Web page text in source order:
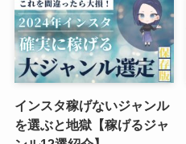
インスタ稼げないジャンル
を選ぶと地獄【稼げるジャ